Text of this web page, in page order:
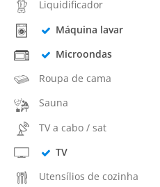
Liquidificador
Máquina lavar
Microondas
Roupa de cama
Sauna
TV a cabo / sat
TV
Utensílios de cozinha